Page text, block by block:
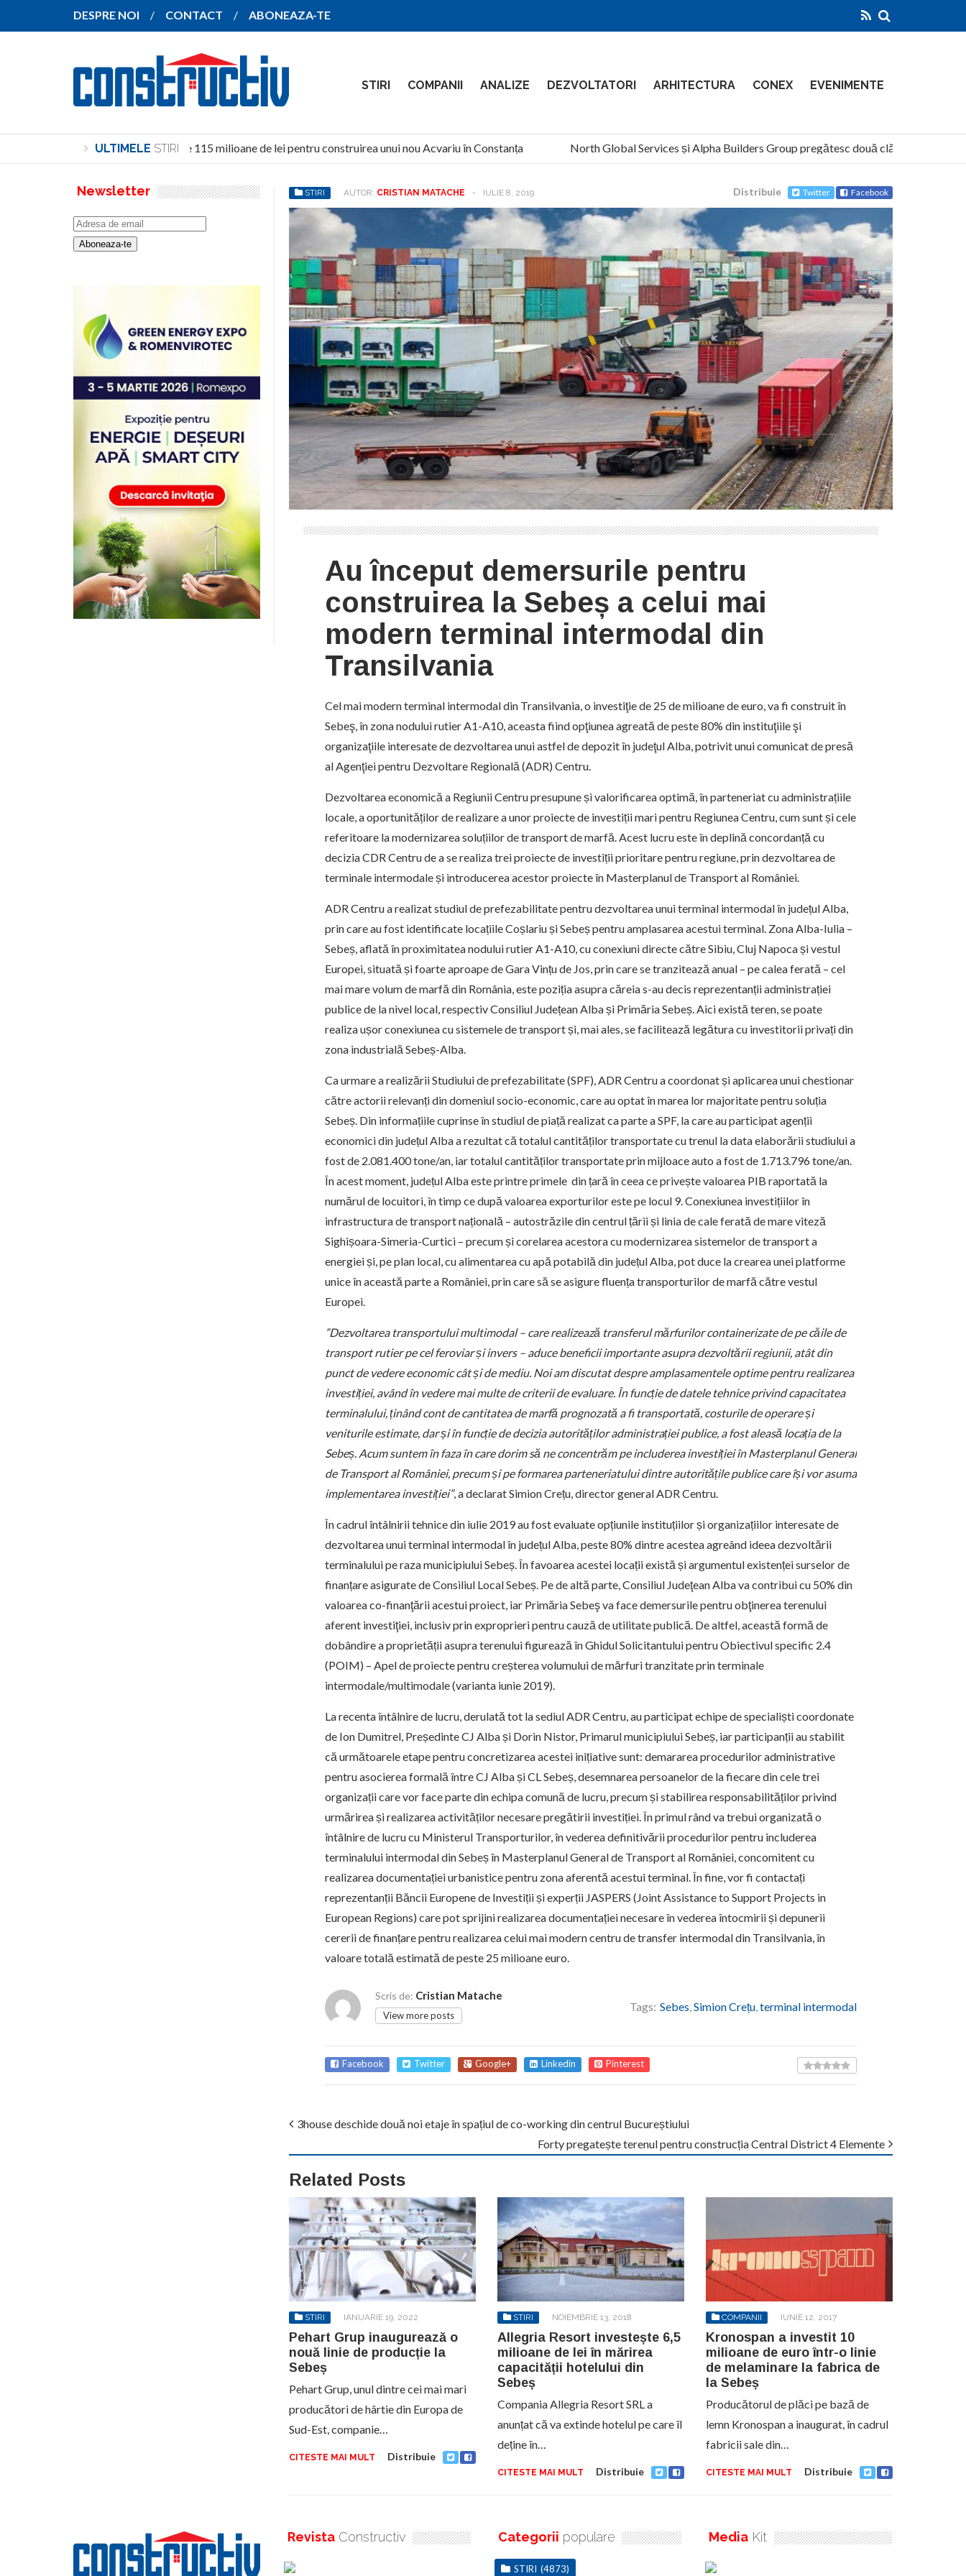
DESPRE NOI CONTACT ABONEAZA-TE
STIRI COMPANII ANALIZE DEZVOLTATORI ARHITECTURA CONEX EVENIMENTE
ULTIMELE STIRI
Investiție de peste 115 milioane de lei pentru construirea unui nou Acvariu în Constanța North Global Services și Alpha Builders Group pregătesc două clădiri de 14 etaje
STIRI AUTOR: CRISTIAN MATACHE - IULIE 8, 2019 Distribuie Twitter Facebook
Au început demersurile pentru
construirea la Sebeș a celui mai
modern terminal intermodal din
Transilvania
Cel mai modern terminal intermodal din Transilvania, o investiţie de 25 de milioane de euro, va fi construit în
Sebeş, în zona nodului rutier A1-A10, aceasta fiind opţiunea agreată de peste 80% din instituţiile şi
organizaţiile interesate de dezvoltarea unui astfel de depozit în judeţul Alba, potrivit unui comunicat de presă
al Agenţiei pentru Dezvoltare Regională (ADR) Centru.
Dezvoltarea economică a Regiunii Centru presupune și valorificarea optimă, în parteneriat cu administrațiile
locale, a oportunităților de realizare a unor proiecte de investiții mari pentru Regiunea Centru, cum sunt și cele
referitoare la modernizarea soluțiilor de transport de marfă. Acest lucru este în deplină concordanță cu
decizia CDR Centru de a se realiza trei proiecte de investiții prioritare pentru regiune, prin dezvoltarea de
terminale intermodale și introducerea acestor proiecte în Masterplanul de Transport al României.
ADR Centru a realizat studiul de prefezabilitate pentru dezvoltarea unui terminal intermodal în județul Alba,
prin care au fost identificate locațiile Coșlariu și Sebeș pentru amplasarea acestui terminal. Zona Alba-Iulia –
Sebeș, aflată în proximitatea nodului rutier A1-A10, cu conexiuni directe către Sibiu, Cluj Napoca și vestul
Europei, situată și foarte aproape de Gara Vințu de Jos, prin care se tranzitează anual – pe calea ferată – cel
mai mare volum de marfă din România, este poziția asupra căreia s-au decis reprezentanții administrației
publice de la nivel local, respectiv Consiliul Județean Alba și Primăria Sebeș. Aici există teren, se poate
realiza ușor conexiunea cu sistemele de transport și, mai ales, se facilitează legătura cu investitorii privați din
zona industrială Sebeș-Alba.
Ca urmare a realizării Studiului de prefezabilitate (SPF), ADR Centru a coordonat și aplicarea unui chestionar
către actorii relevanți din domeniul socio-economic, care au optat în marea lor majoritate pentru soluția
Sebeș. Din informațiile cuprinse în studiul de piață realizat ca parte a SPF, la care au participat agenții
economici din județul Alba a rezultat că totalul cantităților transportate cu trenul la data elaborării studiului a
fost de 2.081.400 tone/an, iar totalul cantităților transportate prin mijloace auto a fost de 1.713.796 tone/an.
În acest moment, județul Alba este printre primele din țară în ceea ce privește valoarea PIB raportată la
numărul de locuitori, în timp ce după valoarea exporturilor este pe locul 9. Conexiunea investițiilor în
infrastructura de transport națională – autostrăzile din centrul țării și linia de cale ferată de mare viteză
Sighișoara-Simeria-Curtici – precum și corelarea acestora cu modernizarea sistemelor de transport a
energiei și, pe plan local, cu alimentarea cu apă potabilă din județul Alba, pot duce la crearea unei platforme
unice în această parte a României, prin care să se asigure fluența transporturilor de marfă către vestul
Europei.
”Dezvoltarea transportului multimodal – care realizează transferul mărfurilor containerizate de pe căile de
transport rutier pe cel feroviar și invers – aduce beneficii importante asupra dezvoltării regiunii, atât din
punct de vedere economic cât și de mediu. Noi am discutat despre amplasamentele optime pentru realizarea
investiției, având în vedere mai multe de criterii de evaluare. În funcție de datele tehnice privind capacitatea
terminalului, ținând cont de cantitatea de marfă prognozată a fi transportată, costurile de operare și
veniturile estimate, dar și în funcție de decizia autorităților administrației publice, a fost aleasă locația de la
Sebeș. Acum suntem în faza în care dorim să ne concentrăm pe includerea investiției în Masterplanul General
de Transport al României, precum și pe formarea parteneriatului dintre autoritățile publice care își vor asuma
implementarea investiției”, a declarat Simion Crețu, director general ADR Centru.
În cadrul întâlnirii tehnice din iulie 2019 au fost evaluate opțiunile instituțiilor și organizațiilor interesate de
dezvoltarea unui terminal intermodal în județul Alba, peste 80% dintre acestea agreând ideea dezvoltării
terminalului pe raza municipiului Sebeș. În favoarea acestei locații există și argumentul existenței surselor de
finanțare asigurate de Consiliul Local Sebeș. Pe de altă parte, Consiliul Judeţean Alba va contribui cu 50% din
valoarea co-finanţării acestui proiect, iar Primăria Sebeş va face demersurile pentru obţinerea terenului
aferent investiţiei, inclusiv prin exproprieri pentru cauză de utilitate publică. De altfel, această formă de
dobândire a proprietății asupra terenului figurează în Ghidul Solicitantului pentru Obiectivul specific 2.4
(POIM) – Apel de proiecte pentru creșterea volumului de mărfuri tranzitate prin terminale
intermodale/multimodale (varianta iunie 2019).
La recenta întâlnire de lucru, derulată tot la sediul ADR Centru, au participat echipe de specialiști coordonate
de Ion Dumitrel, Președinte CJ Alba și Dorin Nistor, Primarul municipiului Sebeș, iar participanții au stabilit
că următoarele etape pentru concretizarea acestei inițiative sunt: demararea procedurilor administrative
pentru asocierea formală între CJ Alba și CL Sebeș, desemnarea persoanelor de la fiecare din cele trei
organizații care vor face parte din echipa comună de lucru, precum și stabilirea responsabilităților privind
urmărirea și realizarea activităților necesare pregătirii investiției. În primul rând va trebui organizată o
întâlnire de lucru cu Ministerul Transporturilor, în vederea definitivării procedurilor pentru includerea
terminalului intermodal din Sebeș în Masterplanul General de Transport al României, concomitent cu
realizarea documentației urbanistice pentru zona aferentă acestui terminal. În fine, vor fi contactați
reprezentanții Băncii Europene de Investiții și experții JASPERS (Joint Assistance to Support Projects in
European Regions) care pot sprijini realizarea documentației necesare în vederea întocmirii și depunerii
cererii de finanțare pentru realizarea celui mai modern centru de transfer intermodal din Transilvania, în
valoare totală estimată de peste 25 milioane euro.
Scris de: Cristian Matache
View more posts
Tags: Sebes Simion Crețu terminal intermodal
Facebook Twitter Google+ Linkedin Pinterest
3house deschide două noi etaje în spațiul de co-working din centrul Bucureștiului
Forty pregatește terenul pentru construcția Central District 4 Elemente
Related Posts
STIRI IANUARIE 19, 2022
Pehart Grup inaugurează o
nouă linie de producție la
Sebeș
Pehart Grup, unul dintre cei mai mari
producători de hârtie din Europa de
Sud-Est, companie…
CITESTE MAI MULT Distribuie
STIRI NOIEMBRIE 13, 2018
Allegria Resort investește 6,5
milioane de lei în mărirea
capacității hotelului din
Sebeș
Compania Allegria Resort SRL a
anunțat că va extinde hotelul pe care îl
deține în…
CITESTE MAI MULT Distribuie
COMPANII IUNIE 12, 2017
Kronospan a investit 10
milioane de euro într-o linie
de melaminare la fabrica de
la Sebeș
Producătorul de plăci pe bază de
lemn Kronospan a inaugurat, în cadrul
fabricii sale din…
CITESTE MAI MULT Distribuie
Newsletter
Revista Constructiv Categorii populare
STIRI (4873)
Media Kit